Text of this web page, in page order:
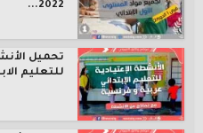
2022...
تحميل
للتعليم